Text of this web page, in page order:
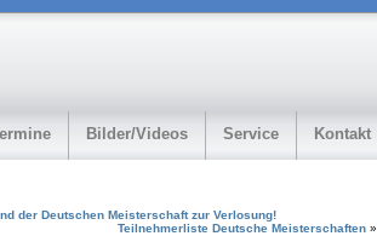
Bilder/Videos Service Kontakt
der Deutschen Meisterschaft zur Verlosung!
Teilnehmerliste Deutsche Meisterschaften »